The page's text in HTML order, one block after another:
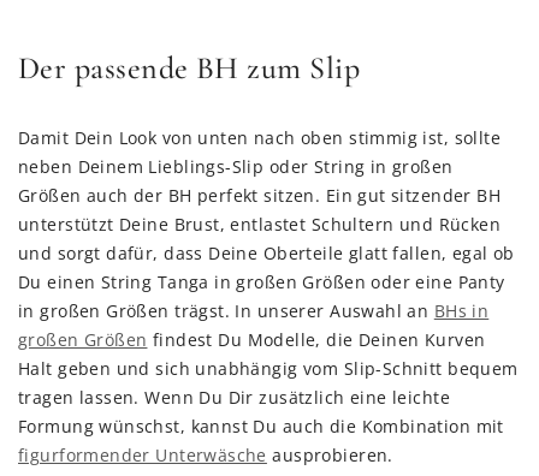
Der passende BH zum Slip
Damit Dein Look von unten nach oben stimmig ist, sollte
neben Deinem Lieblings-Slip oder String in großen
Größen auch der BH perfekt sitzen. Ein gut sitzender BH
unterstützt Deine Brust, entlastet Schultern und Rücken
und sorgt dafür, dass Deine Oberteile glatt fallen, egal ob
Du einen String Tanga in großen Größen oder eine Panty
in großen Größen trägst. In unserer Auswahl an BHs in
großen Größen findest Du Modelle, die Deinen Kurven
Halt geben und sich unabhängig vom Slip-Schnitt bequem
tragen lassen. Wenn Du Dir zusätzlich eine leichte
Formung wünschst, kannst Du auch die Kombination mit
figurformender Unterwäsche ausprobieren.